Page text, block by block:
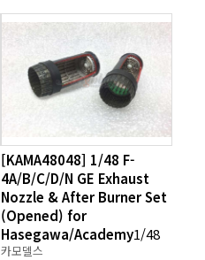
[KAMA48048] 1/48 F-
4A/B/C/D/N GE Exhaust
Nozzle & After Burner Set
(Opened) for
Hasegawa/Academy1/48
카모델스